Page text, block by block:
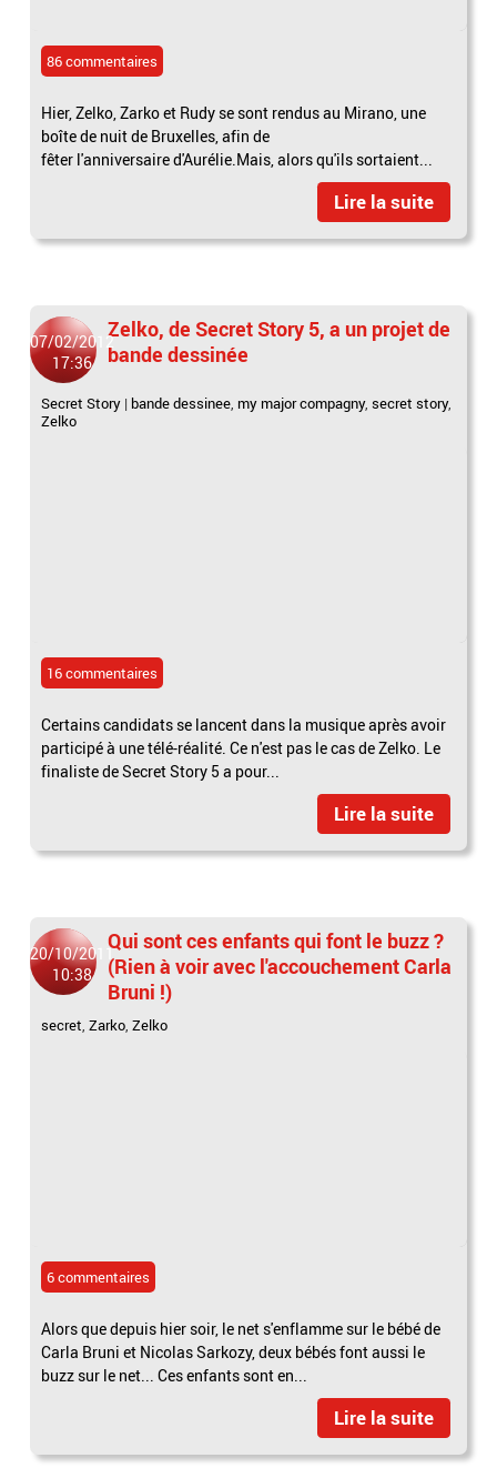
86 commentaires
Hier, Zelko, Zarko et Rudy se sont rendus au Mirano, une
boîte de nuit de Bruxelles, afin de
fêter l'anniversaire d'Aurélie.Mais, alors qu'ils sortaient...
Lire la suite
07/02/2012
17:36
Zelko, de Secret Story 5, a un projet de
bande dessinée
Secret Story | bande dessinee, my major compagny,secret story,
Zelko
16 commentaires
Certains candidats se lancent dans la musique après avoir
participé à une télé-réalité. Ce n'est pas le cas de Zelko. Le
finaliste de Secret Story 5 a pour...
Lire la suite
20/10/2011
10:38
Qui sont ces enfants qui font le buzz ?
(Rien à voir avec l'accouchement Carla
Bruni !)
secret,Zarko,Zelko
6 commentaires
Alors que depuis hier soir, le net s'enflamme sur le bébé de
Carla Bruni et Nicolas Sarkozy, deux bébés font aussi le
buzz sur le net... Ces enfants sont en...
Lire la suite